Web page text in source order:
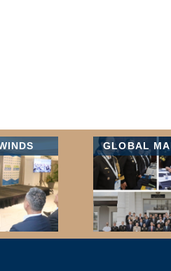
GLOBAL